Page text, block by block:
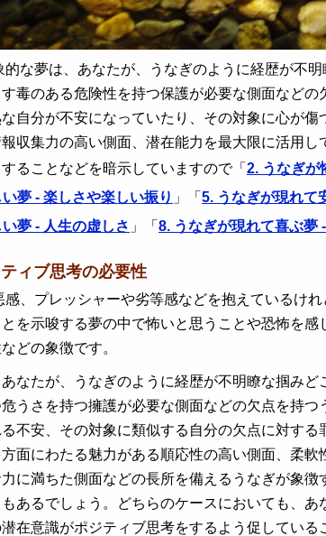
な夢は、あなたが、うなぎのように経歴が不
毒のある危険性を持つ保護が必要な側面など
自分が不安になっていたり、その対象に心が
収集力の高い側面、潜在能力を最大限に活用
ることなどを暗示していますので「 2. うなぎが
夢 - 楽しさや楽しい振り 」「 5. うなぎが現れて
夢 - 人生の虚しさ 」「 8. うなぎが現れて喜ぶ夢
ィブ思考の必要性
、プレッシャーや劣等感などを抱えているけ
を示唆する夢の中で怖いと思うことや恐怖を
どの象徴です。
なたが、うなぎのように経歴が不明瞭な掴み
うさを持つ擁護が必要な側面などの欠点を持
不安、その対象に類似する自分の欠点に対す
面にわたる魅力がある順応性の高い側面、柔
に満ちた側面などの長所を備えるうなぎが象
あるでしょう。どちらのケースにおいても、
在意識がポジティブ思考をするよう促してい